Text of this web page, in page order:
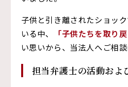
子供と引き離されたショッ
いる中、
「子供たちを取り戻
い思いから、当法人へご相談
担当弁護士の活動およ